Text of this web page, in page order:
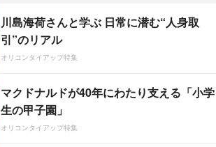
川島海荷さんと学ぶ 日常に潜む“人身取
引”のリアル
オリコンタイアップ特集
マクドナルドが40年にわたり支える「小学
生の甲子園」
オリコンタイアップ特集